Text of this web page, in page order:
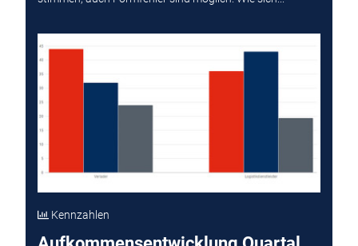
Kennzahlen